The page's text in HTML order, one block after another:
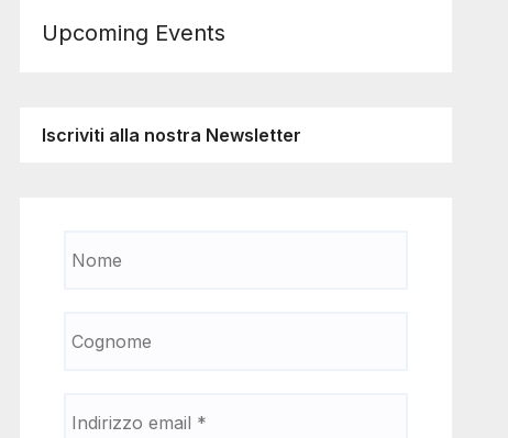
Upcoming Events
Iscriviti alla nostra Newsletter